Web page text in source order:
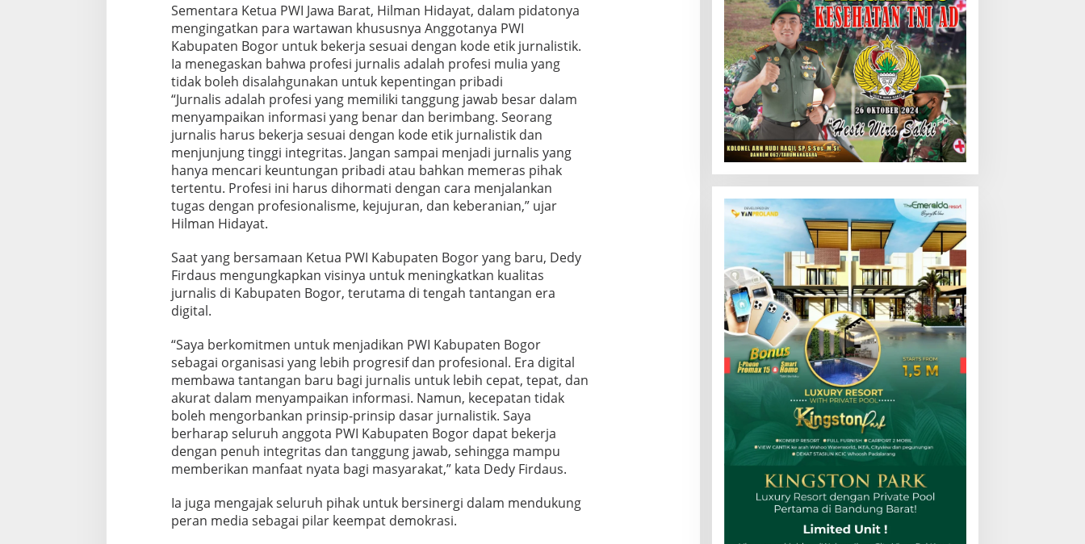
Sementara Ketua PWI Jawa Barat, Hilman Hidayat, dalam pidatonya
mengingatkan para wartawan khususnya Anggotanya PWI
Kabupaten Bogor untuk bekerja sesuai dengan kode etik jurnalistik.
Ia menegaskan bahwa profesi jurnalis adalah profesi mulia yang
tidak boleh disalahgunakan untuk kepentingan pribadi
“Jurnalis adalah profesi yang memiliki tanggung jawab besar dalam
menyampaikan informasi yang benar dan berimbang. Seorang
jurnalis harus bekerja sesuai dengan kode etik jurnalistik dan
menjunjung tinggi integritas. Jangan sampai menjadi jurnalis yang
hanya mencari keuntungan pribadi atau bahkan memeras pihak
tertentu. Profesi ini harus dihormati dengan cara menjalankan
tugas dengan profesionalisme, kejujuran, dan keberanian,” ujar
Hilman Hidayat.
Saat yang bersamaan Ketua PWI Kabupaten Bogor yang baru, Dedy
Firdaus mengungkapkan visinya untuk meningkatkan kualitas
jurnalis di Kabupaten Bogor, terutama di tengah tantangan era
digital.
“Saya berkomitmen untuk menjadikan PWI Kabupaten Bogor
sebagai organisasi yang lebih progresif dan profesional. Era digital
membawa tantangan baru bagi jurnalis untuk lebih cepat, tepat, dan
akurat dalam menyampaikan informasi. Namun, kecepatan tidak
boleh mengorbankan prinsip-prinsip dasar jurnalistik. Saya
berharap seluruh anggota PWI Kabupaten Bogor dapat bekerja
dengan penuh integritas dan tanggung jawab, sehingga mampu
memberikan manfaat nyata bagi masyarakat,” kata Dedy Firdaus.
Ia juga mengajak seluruh pihak untuk bersinergi dalam mendukung
peran media sebagai pilar keempat demokrasi.